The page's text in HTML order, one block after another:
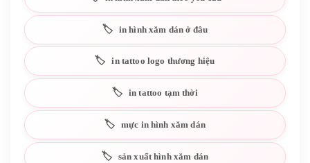
in hình xăm dán ở đâu
in tattoo logo thương hiệu
in tattoo tạm thời
mực in hình xăm dán
sản xuất hình xăm dán